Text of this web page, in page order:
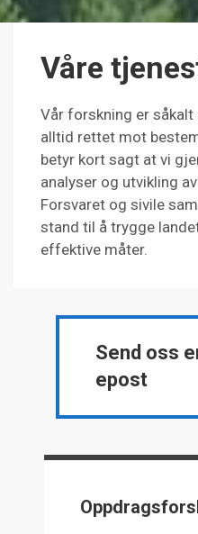
Våre
Vår forskning er
alltid rettet mot
betyr kort sagt at vi
analyser og utvikling
Forsvaret og sivile
stand til å trygge
effektive måter.
Send oss
epost